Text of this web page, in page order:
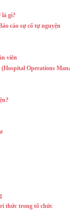
là gì?
cáo sự cố tự nguyện
viên
Operations
thức trong tổ chức